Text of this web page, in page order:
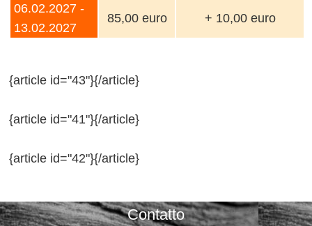
06.02.2027 -
13.02.2027
85,00 euro + 10,00 euro
{article id="43"}{/article}
{article id="41"}{/article}
{article id="42"}{/article}
Contatto